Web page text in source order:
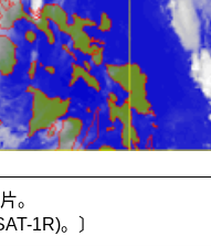
。
1R)。〕